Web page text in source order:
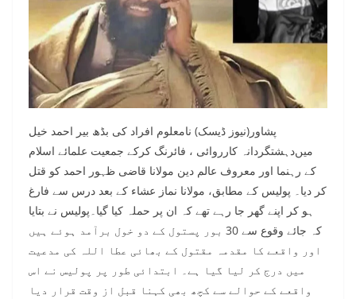
پشاور(نیوز ڈیسک) نامعلوم افراد کی بڈھ بیر احمد خیل
میں‌دہشتگردانہ کارروائی ، فائرنگ کرکے جمعیت علمائے اسلام
کے رہنما اور معروف عالم دین مولانا قاضی ظہور احمد کو قتل
کر دیا۔ پولیس کے مطابق، مولانا نماز عشاء کے بعد درس سے فارغ
ہو کر اپنے گھر جا رہے تھے کہ ان پر حملہ کیا گیا۔پولیس نے بتایا
کہ جائے وقوع سے 30 بور پستول کے دو خول برآمد ہوئے ہیں
اور واقعے کا مقدمہ مقتول کے بھائی عطا اللہ کی مدعیت
میں درج کر لیا گیا ہے۔ ابتدائی طور پر پولیس نے اس
واقعے کے حوالے سے کچھ بھی کہنا قبل از وقت قرار دیا